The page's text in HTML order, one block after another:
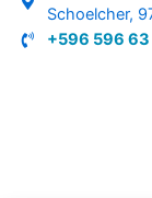
Schoelcher,
+596 596 63